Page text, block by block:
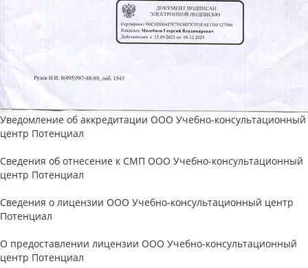
Уведомление об аккредитации ООО Учебно-консультационный
центр Потенциал
Сведения об отнесение к СМП ООО Учебно-консультационный
центр Потенциал
Сведения о лицензии ООО Учебно-консультационный центр
Потенциал
О предоставлении лицензии ООО Учебно-консультационный
центр Потенциал